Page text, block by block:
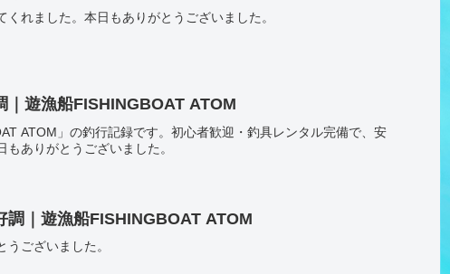
れました。本日もありがとうございました。
遊漁船FISHINGBOAT ATOM
ATOM」の釣行記録です。初心者歓迎・釣具レンタル完備で、安
ありがとうございました。
｜遊漁船FISHINGBOAT ATOM
ございました。